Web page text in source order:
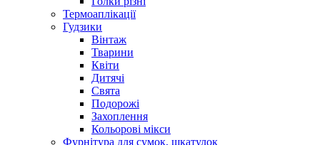
Термоаплікації
Гудзики
Вінтаж
Тварини
Квіти
Дитячі
Свята
Подорожі
Захоплення
Кольорові мікси
Фурнітура для сумок, шкатулок